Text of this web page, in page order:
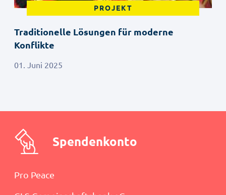
PROJEKT
Traditionelle Lösungen für moderne
Konflikte
01. Juni 2025
Spendenkonto
Pro Peace